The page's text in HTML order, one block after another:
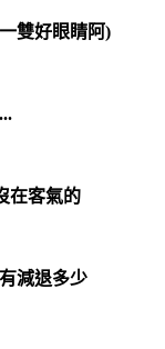
雙好眼睛阿)
在客氣的
減退多少